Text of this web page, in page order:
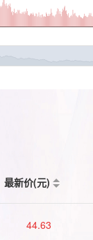
最新价(元)
44.63